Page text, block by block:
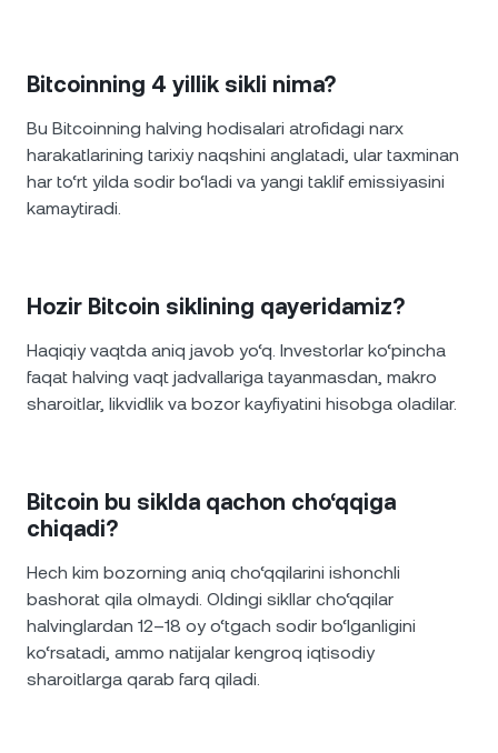
Bitcoinning 4 yillik sikli nima?
Bu Bitcoinning halving hodisalari atrofidagi narx
harakatlarining tarixiy naqshini anglatadi, ular taxminan
har to‘rt yilda sodir bo‘ladi va yangi taklif emissiyasini
kamaytiradi.
Hozir Bitcoin siklining qayeridamiz?
Haqiqiy vaqtda aniq javob yo‘q. Investorlar ko‘pincha
faqat halving vaqt jadvallariga tayanmasdan, makro
sharoitlar, likvidlik va bozor kayfiyatini hisobga oladilar.
Bitcoin bu siklda qachon cho‘qqiga
chiqadi?
Hech kim bozorning aniq cho‘qqilarini ishonchli
bashorat qila olmaydi. Oldingi sikllar cho‘qqilar
halvinglardan 12–18 oy o‘tgach sodir bo‘lganligini
ko‘rsatadi, ammo natijalar kengroq iqtisodiy
sharoitlarga qarab farq qiladi.